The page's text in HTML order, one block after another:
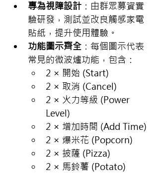
專為視障設計 ：由群眾募資實
驗研發，測試並改良觸感家電
貼紙，提升使用體驗。
功能圖示齊全 ：每個圖示代表
常見的微波爐功能，包含：
2 × 開始 (Start)
2 × 取消 (Cancel)
2 × 火力等級 (Power
Level)
2 × 增加時間 (Add Time)
2 × 爆米花 (Popcorn)
2 × 披薩 (Pizza)
2 × 馬鈴薯 (Potato)